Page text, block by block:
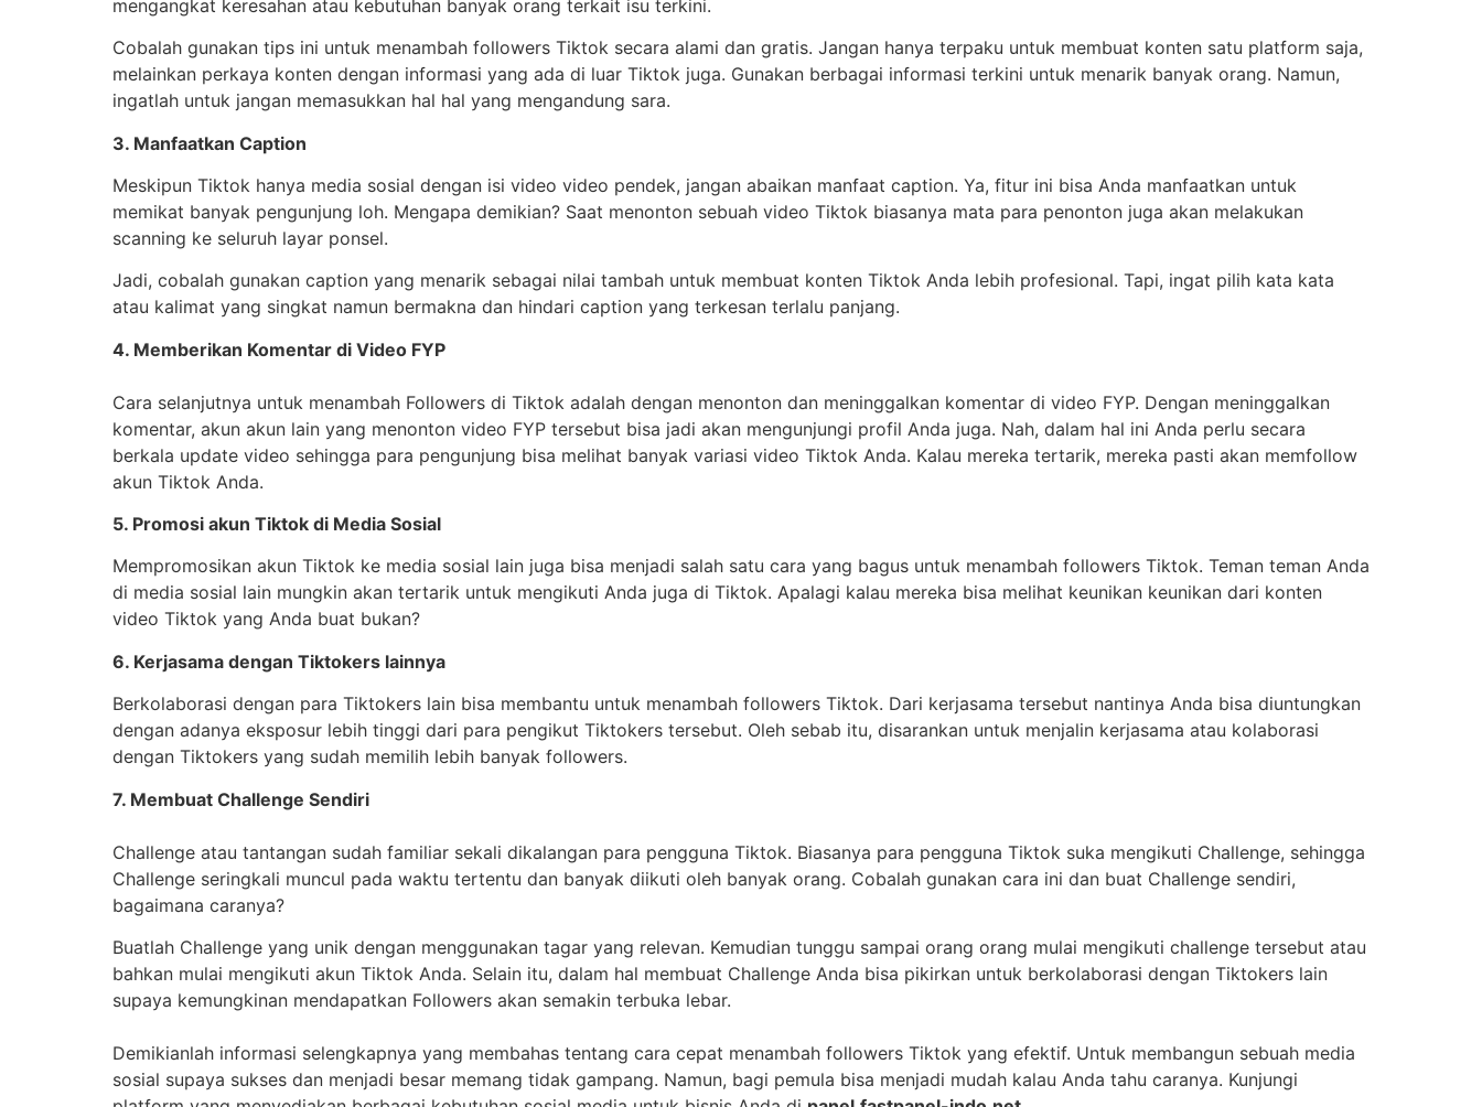
mengangkat keresahan atau kebutuhan banyak orang terkait isu terkini.
Cobalah gunakan tips ini untuk menambah followers Tiktok secara alami dan gratis. Jangan hanya terpaku untuk membuat konten satu platform saja,
melainkan perkaya konten dengan informasi yang ada di luar Tiktok juga. Gunakan berbagai informasi terkini untuk menarik banyak orang. Namun,
ingatlah untuk jangan memasukkan hal hal yang mengandung sara.
3. Manfaatkan Caption
Meskipun Tiktok hanya media sosial dengan isi video video pendek, jangan abaikan manfaat caption. Ya, fitur ini bisa Anda manfaatkan untuk
memikat banyak pengunjung loh. Mengapa demikian? Saat menonton sebuah video Tiktok biasanya mata para penonton juga akan melakukan
scanning ke seluruh layar ponsel.
Jadi, cobalah gunakan caption yang menarik sebagai nilai tambah untuk membuat konten Tiktok Anda lebih profesional. Tapi, ingat pilih kata kata
atau kalimat yang singkat namun bermakna dan hindari caption yang terkesan terlalu panjang.
4. Memberikan Komentar di Video FYP
Cara selanjutnya untuk menambah Followers di Tiktok adalah dengan menonton dan meninggalkan komentar di video FYP. Dengan meninggalkan
komentar, akun akun lain yang menonton video FYP tersebut bisa jadi akan mengunjungi profil Anda juga. Nah, dalam hal ini Anda perlu secara
berkala update video sehingga para pengunjung bisa melihat banyak variasi video Tiktok Anda. Kalau mereka tertarik, mereka pasti akan memfollow
akun Tiktok Anda.
5. Promosi akun Tiktok di Media Sosial
Mempromosikan akun Tiktok ke media sosial lain juga bisa menjadi salah satu cara yang bagus untuk menambah followers Tiktok. Teman teman Anda
di media sosial lain mungkin akan tertarik untuk mengikuti Anda juga di Tiktok. Apalagi kalau mereka bisa melihat keunikan keunikan dari konten
video Tiktok yang Anda buat bukan?
6. Kerjasama dengan Tiktokers lainnya
Berkolaborasi dengan para Tiktokers lain bisa membantu untuk menambah followers Tiktok. Dari kerjasama tersebut nantinya Anda bisa diuntungkan
dengan adanya eksposur lebih tinggi dari para pengikut Tiktokers tersebut. Oleh sebab itu, disarankan untuk menjalin kerjasama atau kolaborasi
dengan Tiktokers yang sudah memilih lebih banyak followers.
7. Membuat Challenge Sendiri
Challenge atau tantangan sudah familiar sekali dikalangan para pengguna Tiktok. Biasanya para pengguna Tiktok suka mengikuti Challenge, sehingga
Challenge seringkali muncul pada waktu tertentu dan banyak diikuti oleh banyak orang. Cobalah gunakan cara ini dan buat Challenge sendiri,
bagaimana caranya?
Buatlah Challenge yang unik dengan menggunakan tagar yang relevan. Kemudian tunggu sampai orang orang mulai mengikuti challenge tersebut atau
bahkan mulai mengikuti akun Tiktok Anda. Selain itu, dalam hal membuat Challenge Anda bisa pikirkan untuk berkolaborasi dengan Tiktokers lain
supaya kemungkinan mendapatkan Followers akan semakin terbuka lebar.
Demikianlah informasi selengkapnya yang membahas tentang cara cepat menambah followers Tiktok yang efektif. Untuk membangun sebuah media
sosial supaya sukses dan menjadi besar memang tidak gampang. Namun, bagi pemula bisa menjadi mudah kalau Anda tahu caranya. Kunjungi